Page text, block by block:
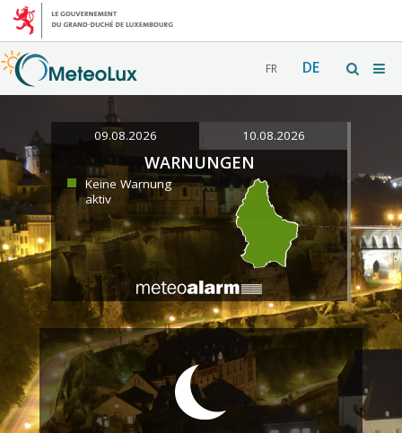
FR DE
09.08.2026 10.08.2026
WARNUNGEN
Keine Warnung
aktiv